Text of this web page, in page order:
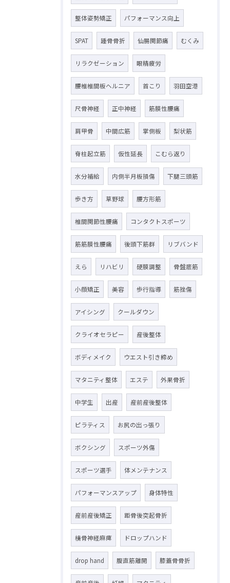
整体姿勢矯正 パフォーマンス向上
SPAT 踵骨骨折 仙腸関節痛 むくみ
リラクゼーション 眼精疲労
腰椎椎間板ヘルニア 首こり 羽田空港
尺骨神経 正中神経 筋膜性腰痛
肩甲骨 中間広筋 掌側板 梨状筋
脊柱起立筋 仮性延長 こむら返り
水分補給 内側半月板損傷 下腿三頭筋
歩き方 草野球 腰方形筋
椎間関節性腰痛 コンタクトスポーツ
筋筋膜性腰痛 後頭下筋群 リブバンド
えら リハビリ 硬膜調整 骨盤底筋
小顔矯正 美容 歩行指導 筋挫傷
アイシング クールダウン
クライオセラピー 産後整体
ボディメイク ウエスト引き締め
マタニティ整体 エステ 外果骨折
中学生 出産 産前産後整体
ピラティス お尻の出っ張り
ボクシング スポーツ外傷
スポーツ選手 体メンテナンス
パフォーマンスアップ 身体特性
産前産後矯正 距骨後突起骨折
橈骨神経麻痺 ドロップハンド
drop hand 腹直筋離開 膝蓋骨骨折